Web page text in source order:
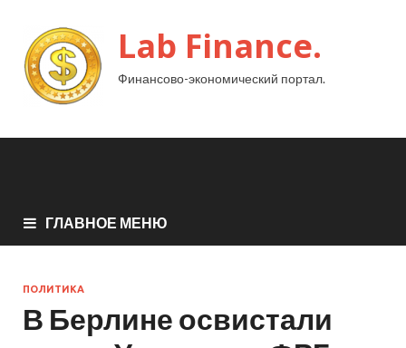
Lab Finance.
Финансово-экономический портал.
ГЛАВНОЕ МЕНЮ
ПОЛИТИКА
В Берлине освистали